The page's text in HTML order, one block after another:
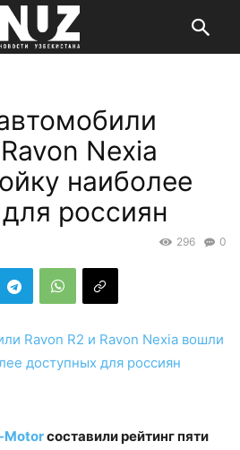
Nexia
наиболее
россиян
0
296
Motorсоставили рейтинг пяти